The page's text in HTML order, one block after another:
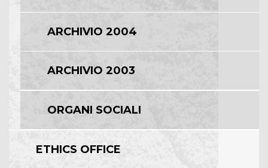
ARCHIVIO 2004
ARCHIVIO 2003
ORGANI SOCIALI
ETHICS OFFICE